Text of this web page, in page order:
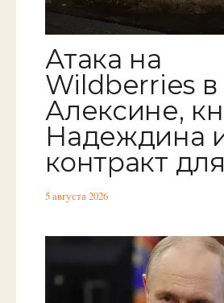
Атака на
Wildberries в
Алексине,
Надеждина
контракт
5 августа 2026